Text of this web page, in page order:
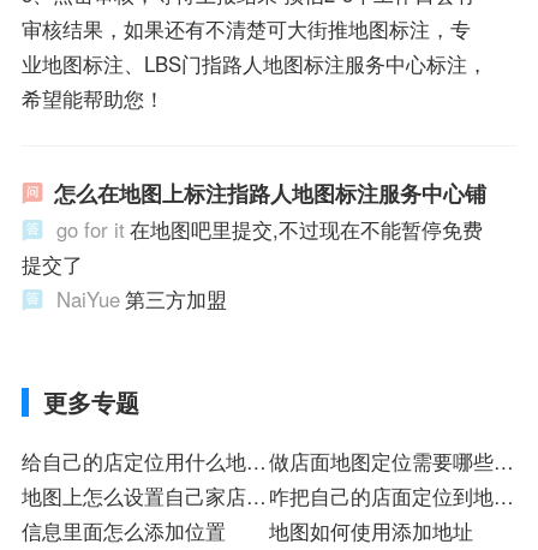
审核结果，如果还有不清楚可大街推地图标注，专
业地图标注、LBS门指路人地图标注服务中心标注，
希望能帮助您！
怎么在地图上标注指路人地图标注服务中心铺
go for it在地图吧里提交,不过现在不能暂停免费
提交了
NaiYue第三方加盟
更多专题
给自己的店定位用什么地图
好入驻
做店面地图定位需要哪些东
西入驻
地图上怎么设置自己家店位
置标
咋把自己的店面定位到地图
上铺
信息里面怎么添加位置
地图如何使用添加地址